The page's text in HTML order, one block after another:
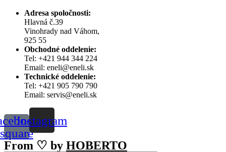
Adresa spoločnosti:
Hlavná č.39
Vinohrady nad Váhom,
925 55
Obchodné oddelenie:
Tel: +421 944 344 224
Email: eneli@eneli.sk
Technické oddelenie:
Tel: +421 905 790 790
Email: servis@eneli.sk
square
Instagram
From ♡ by HOBERTO